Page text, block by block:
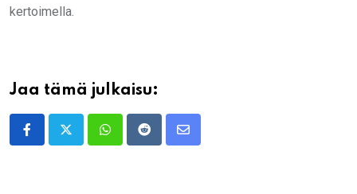
kertoimella.
Jaa tämä julkaisu:
WhatsappRedditShare